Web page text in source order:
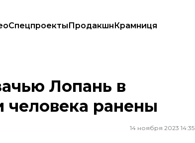
СпецпроектыПродакшнКрамниця
ранены
Лопань в
человека ранены
14 ноября 2023 14:35